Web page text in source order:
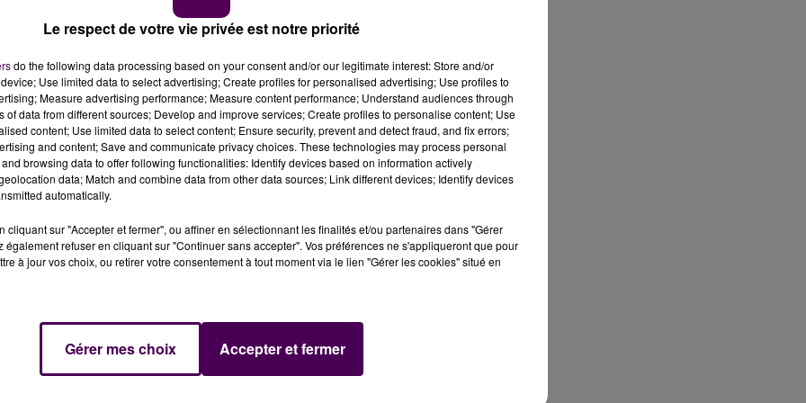
composition de certains bureaux: voilà les deux points
pas contestables"reconnaît Yves-Marie Rivemale,"mais
sanitaire d’une part, qui a compliqué l’organisation
avait gagné avec moins de 55%, on aurait pu
nous avons fait 75%. Il est clair que ce ne sont pas ces
de l’élection"
tout les choses de la même façon :
et les magistrats ont estimé qu’elles justifiaient
personnel, il s’agit du respect des lois de la
respectifs qui nous ont fait agir en ce sens
démocratie !"
Le respect de votre vie privée est notre priorité
do the following data processing based on your consent and/or our legitimate interest: Store and/or
Use limited data to select advertising; Create profiles for personalised advertising; Use profiles to
Measure advertising performance; Measure content performance; Understand audiences through
of data from different sources; Develop and improve services; Create profiles to personalise content; Use
content; Use limited data to select content; Ensure security, prevent and detect fraud, and fix errors;
and content; Save and communicate privacy choices. These technologies may process personal
browsing data to offer following functionalities: Identify devices based on information actively
data; Match and combine data from other data sources; Link different devices; Identify devices
automatically.
cliquant sur "Accepter et fermer", ou affiner en sélectionnant les finalités et/ou partenaires dans "Gérer
également refuser en cliquant sur "Continuer sans accepter". Vos préférences ne s'appliqueront que pour
à jour vos choix, ou retirer votre consentement à tout moment via le lien "Gérer les cookies" situé en
Gérer mes choix Accepter et fermer